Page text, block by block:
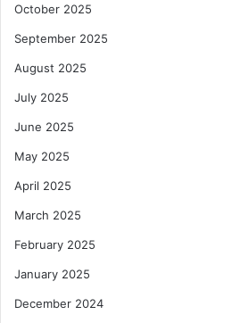
October 2025
September 2025
August 2025
July 2025
June 2025
May 2025
April 2025
March 2025
February 2025
January 2025
December 2024